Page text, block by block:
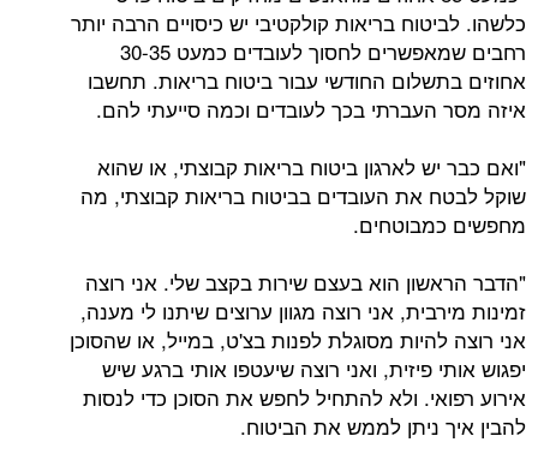
כלשהו. לביטוח בריאות קולקטיבי יש כיסויים הרבה יותר
רחבים שמאפשרים לחסוך לעובדים כמעט 30-35
אחוזים בתשלום החודשי עבור ביטוח בריאות. תחשבו
איזה מסר העברתי בכך לעובדים וכמה סייעתי להם.
"ואם כבר יש לארגון ביטוח בריאות קבוצתי, או שהוא
שוקל לבטח את העובדים בביטוח בריאות קבוצתי, מה
מחפשים כמבוטחים.
"הדבר הראשון הוא בעצם שירות בקצב שלי. אני רוצה
זמינות מירבית, אני רוצה מגוון ערוצים שיתנו לי מענה,
אני רוצה להיות מסוגלת לפנות בצ'ט, במייל, או שהסוכן
יפגוש אותי פיזית, ואני רוצה שיעטפו אותי ברגע שיש
אירוע רפואי. ולא להתחיל לחפש את הסוכן כדי לנסות
להבין איך ניתן לממש את הביטוח.